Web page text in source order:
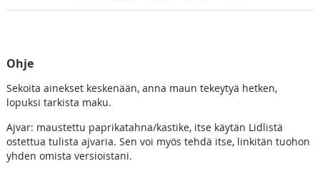
Ohje
Sekoita ainekset keskenään, anna maun tekeytyä hetken,
lopuksi tarkista maku.
Ajvar: maustettu paprikatahna/kastike, itse käytän Lidlistä
ostettua tulista ajvaria. Sen voi myös tehdä itse, linkitän tuohon
yhden omista versioistani.